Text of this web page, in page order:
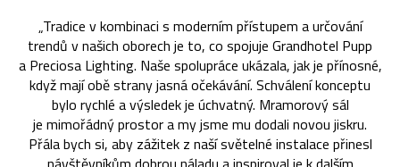
„Tradice v kombinaci s moderním přístupem a určování
trendů v našich oborech je to, co spojuje Grandhotel Pupp
a Preciosa Lighting. Naše spolupráce ukázala, jak je přínosné,
když mají obě strany jasná očekávání. Schválení konceptu
bylo rychlé a výsledek je úchvatný. Mramorový sál
je mimořádný prostor a my jsme mu dodali novou jiskru.
Přála bych si, aby zážitek z naší světelné instalace přinesl